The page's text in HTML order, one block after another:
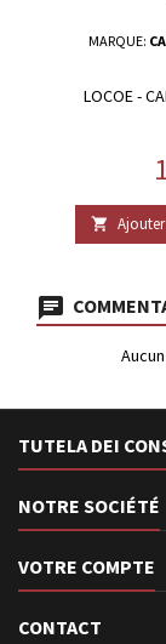
MARQUE:
LOCOE -

TUTELA DEI
NOTRE SOCIÉTÉ
VOTRE COMPTE
CONTACT